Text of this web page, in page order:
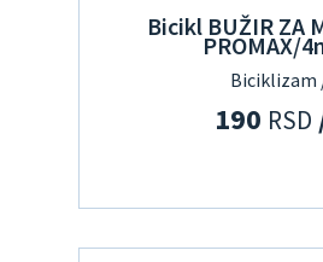
Bicikl BUŽIR ZA
PROMAX/
Biciklizam
190 RSD